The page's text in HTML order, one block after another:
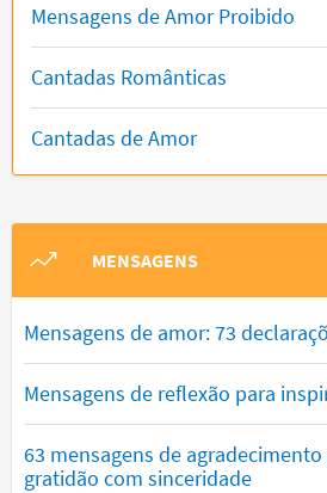
Mensagens de Amor Proibido
Cantadas Românticas
Cantadas de Amor
MENSAGENS
Mensagens de amor: 73
Mensagens de reflexão para
63 mensagens de
gratidão com sinceridade